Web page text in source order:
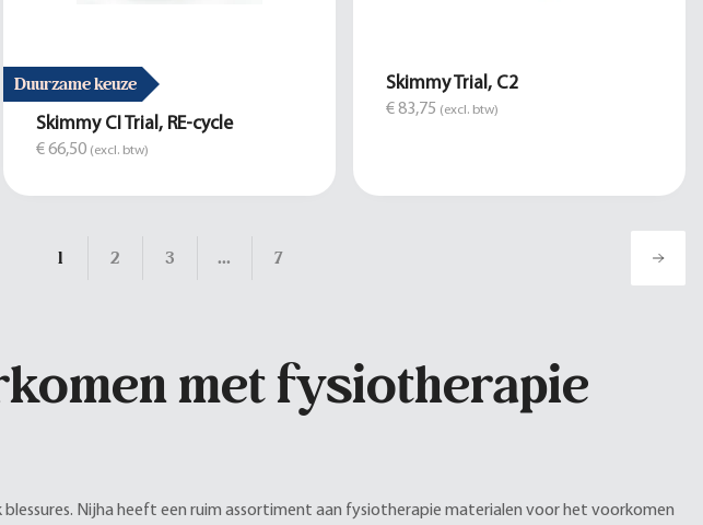
Duurzame keuze
Skimmy CI Trial, RE-cycle
€ 66,50 (excl. btw)
Skimmy Trial, C2
€ 83,75 (excl. btw)
1 2 3 ... 7
met fysiotherapie
Nijha heeft een ruim assortiment aan fysiotherapie materialen voor het voorkomen